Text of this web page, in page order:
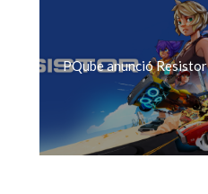
PQube anunció Resistor